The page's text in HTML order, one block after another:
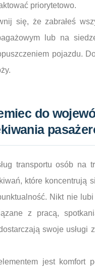
priorytetowo.
się, że zabrałeś
lub na
pojazdu.
do
transportu osób
które koncentrują
Nikt nie
z pracą,
swoje usługi
jest komfort